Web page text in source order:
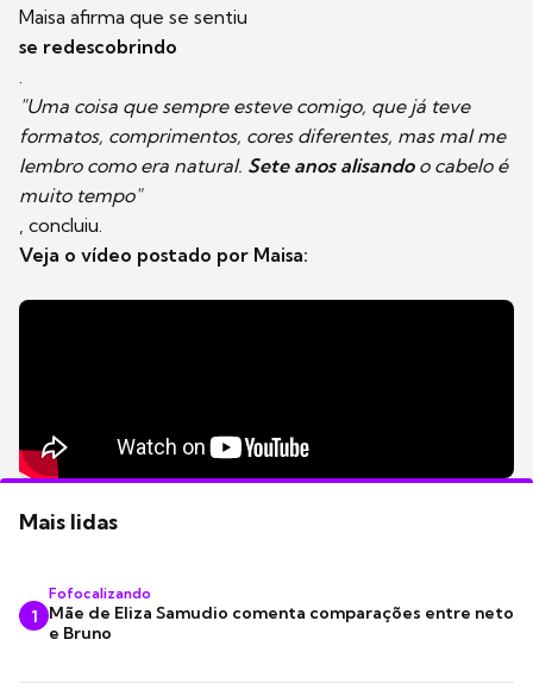
Maisa afirma que se sentiu
se redescobrindo
"Uma coisa que sempre esteve comigo, que já teve
formatos, comprimentos, cores diferentes, mas mal me
lembro como era natural. Sete anos alisando o cabelo é
muito tempo"
, concluiu.
Veja o vídeo postado por Maisa:
Mais lidas
1
Fofocalizando
Mãe de Eliza Samudio comenta comparações entre neto
e Bruno